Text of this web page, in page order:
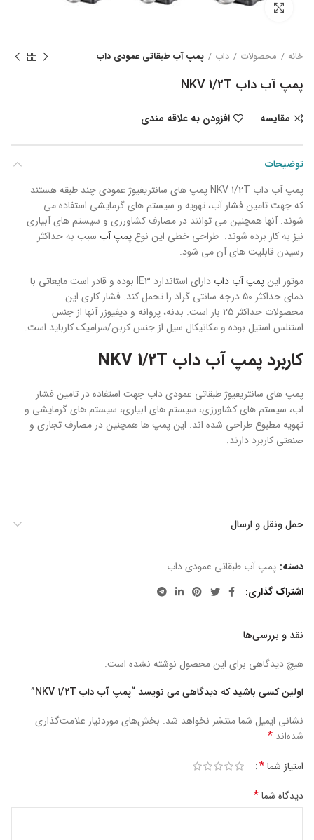
بزرگنمایی تصویر
خانه محصولات داب پمپ آب طبقاتی عمودی داب
پمپ آب داب NKV 1/2T
مقایسه افزودن به علاقه مندی
توضیحات
پمپ آب داب NKV 1/2T پمپ های سانتریفیوژ عمودی چند طبقه هستند
که جهت تامین فشار آب، تهویه و سیستم های گرمایشی استفاده می
شوند. آنها همچنین می توانند در مصارف کشاورزی و سیستم های آبیاری
نیز به کار برده شوند. طراحی خطی این نوع پمپ آب سبب به حداکثر
رسیدن قابلیت های آن می شود.
موتور اینپمپ آب داب
دارای استاندارد IE3 بوده و قادر است مایعاتی با
دمای حداکثر 50 درجه سانتی گراد را تحمل کند. فشار کاری این
محصولات حداکثر 25 بار است. بدنه، پروانه و دیفیوزر آنها از جنس
استنلس استیل بوده و مکانیکال سیل از جنس کربن/سرامیک کارباید است.
کاربرد پمپ آب داب NKV 1/2T
پمپ های سانتریفیوژ طبقاتی عمودی داب جهت استفاده در تامین فشار
آب، سیستم های کشاورزی، سیستم های آبیاری، سیستم های گرمایشی و
تهویه مطبوع طراحی شده اند. این پمپ ها همچنین در مصارف تجاری و
صنعتی کاربرد دارند.
حمل ونقل و ارسال
دسته: پمپ آب طبقاتی عمودی داب
اشتراک گذاری
نقد و بررسی‌ها
هیچ دیدگاهی برای این محصول نوشته نشده است.
اولین کسی باشید که دیدگاهی می نویسد “پمپ آب داب NKV 1/2T”
نشانی ایمیل شما منتشر نخواهد شد. بخش‌های موردنیاز علامت‌گذاری
شده‌اند *
امتیاز شما*
دیدگاه شما*